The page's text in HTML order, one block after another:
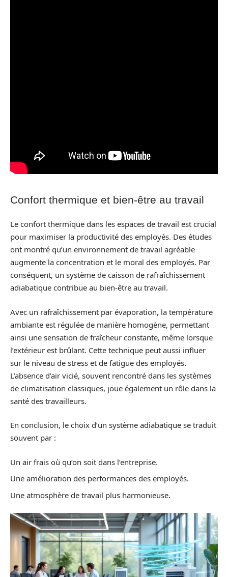
Confort thermique et bien-être au travail
Le confort thermique dans les espaces de travail est crucial
pour maximiser la productivité des employés. Des études
ont montré qu’un environnement de travail agréable
augmente la concentration et le moral des employés. Par
conséquent, un système de caisson de rafraîchissement
adiabatique contribue au bien-être au travail.
Avec un rafraîchissement par évaporation, la température
ambiante est régulée de manière homogène, permettant
ainsi une sensation de fraîcheur constante, même lorsque
l’extérieur est brûlant. Cette technique peut aussi influer
sur le niveau de stress et de fatigue des employés.
L’absence d’air vicié, souvent rencontré dans les systèmes
de climatisation classiques, joue également un rôle dans la
santé des travailleurs.
En conclusion, le choix d’un système adiabatique se traduit
souvent par :
Un air frais où qu’on soit dans l’entreprise.
Une amélioration des performances des employés.
Une atmosphère de travail plus harmonieuse.